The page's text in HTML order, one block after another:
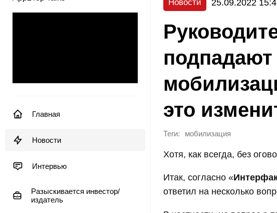
Главная
Новости
Интервью
Разыскивается инвестор/
издатель
Новости 25.09.2022
подпадают
это
Теги: мобилизация
Хотя, как всегда, без
Итак, согласно «
ответил на несколько